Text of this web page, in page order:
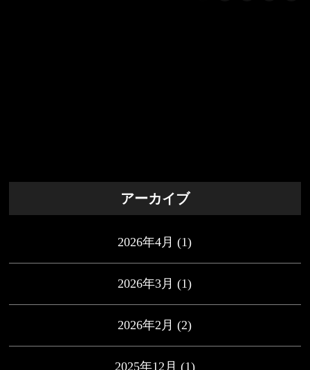
アーカイブ
2026年4月 (1)
2026年3月 (1)
2026年2月 (2)
2025年12月 (1)